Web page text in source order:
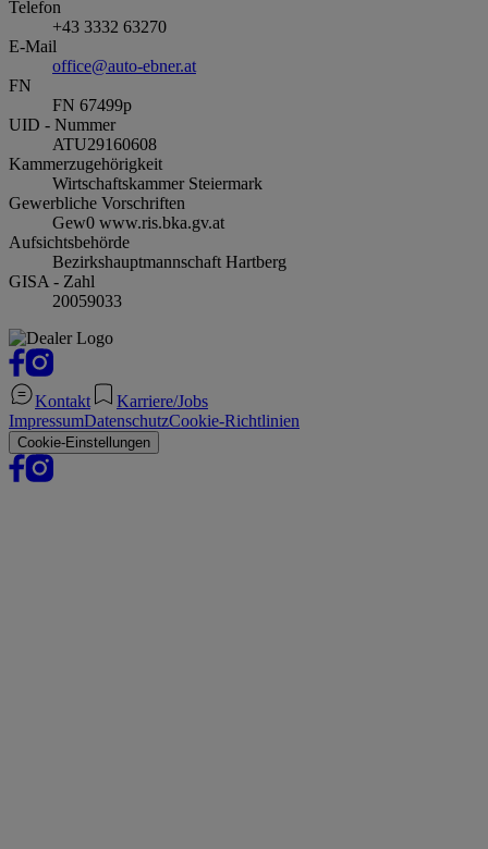
Telefon
+43 3332 63270
E-Mail
office@auto-ebner.at
FN
FN 67499p
UID - Nummer
ATU29160608
Kammerzugehörigkeit
Wirtschaftskammer Steiermark
Gewerbliche Vorschriften
Gew0 www.ris.bka.gv.at
Aufsichtsbehörde
Bezirkshauptmannschaft Hartberg
GISA - Zahl
20059033
Kontakt
Karriere/Jobs
ImpressumDatenschutzCookie-Richtlinien
Cookie-Einstellungen